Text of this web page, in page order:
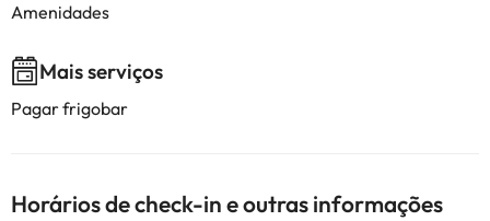
Amenidades
Mais serviços
Pagar frigobar
Horários de check-in e outras informações